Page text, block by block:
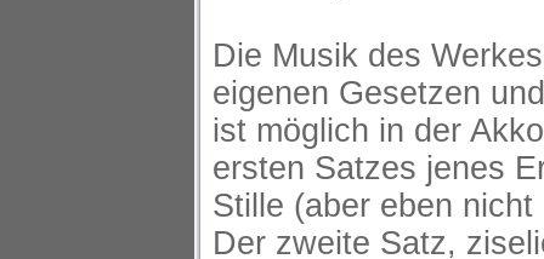
Die Musik des
eigenen Gesetzen
ist möglich in der
ersten Satzes jenes
Stille (aber eben
Der zweite Satz,